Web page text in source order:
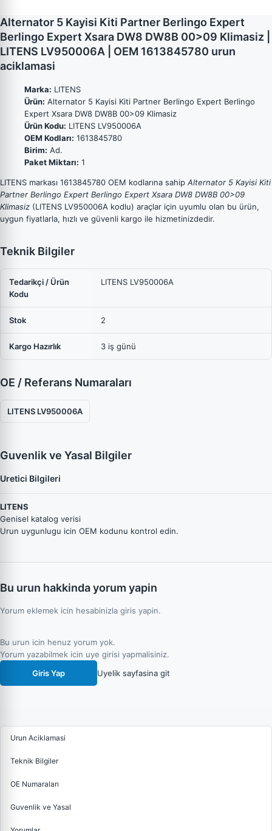
Alternator 5 Kayisi Kiti Partner Berlingo Expert
Berlingo Expert Xsara DW8 DW8B 00>09 Klimasiz |
LITENS LV950006A | OEM 1613845780 urun
aciklamasi
Marka: LITENS
Ürün: Alternator 5 Kayisi Kiti Partner Berlingo Expert Berlingo
Expert Xsara DW8 DW8B 00>09 Klimasiz
Ürün Kodu: LITENS LV950006A
OEM Kodları: 1613845780
Birim: Ad.
Paket Miktarı: 1
LITENS markası 1613845780 OEM kodlarına sahip Alternator 5 Kayisi Kiti
Partner Berlingo Expert Berlingo Expert Xsara DW8 DW8B 00>09
Klimasiz (LITENS LV950006A kodlu) araçlar için uyumlu olan bu ürün,
uygun fiyatlarla, hızlı ve güvenli kargo ile hizmetinizdedir.
Teknik Bilgiler
Tedarikçi / Ürün
Kodu
LITENS LV950006A
Stok 2
Kargo Hazırlık 3 iş günü
OE / Referans Numaraları
LITENS LV950006A
Guvenlik ve Yasal Bilgiler
Uretici Bilgileri
LITENS
Genisel katalog verisi
Urun uygunlugu icin OEM kodunu kontrol edin.
Bu urun hakkinda yorum yapin
Yorum eklemek icin hesabinizla giris yapin.
Bu urun icin henuz yorum yok.
Yorum yazabilmek icin uye girisi yapmalisiniz.
Giris Yap
Uyelik sayfasina git
Urun Aciklamasi
Teknik Bilgiler
OE Numaraları
Guvenlik ve Yasal